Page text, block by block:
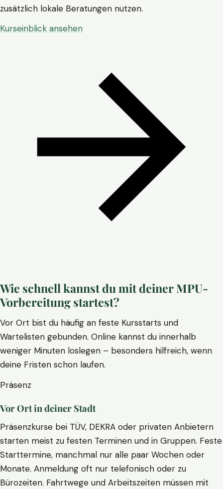
zusätzlich lokale Beratungen nutzen.
Kurseinblick ansehen
Wie schnell kannst du mit deiner MPU-
Vorbereitung startest?
Vor Ort bist du häufig an feste Kursstarts und
Wartelisten gebunden. Online kannst du innerhalb
weniger Minuten loslegen – besonders hilfreich, wenn
deine Fristen schon laufen.
Präsenz
Vor Ort in deiner Stadt
Präsenzkurse bei TÜV, DEKRA oder privaten Anbietern
starten meist zu festen Terminen und in Gruppen. Feste
Starttermine, manchmal nur alle paar Wochen oder
Monate. Anmeldung oft nur telefonisch oder zu
Bürozeiten. Fahrtwege und Arbeitszeiten müssen mit